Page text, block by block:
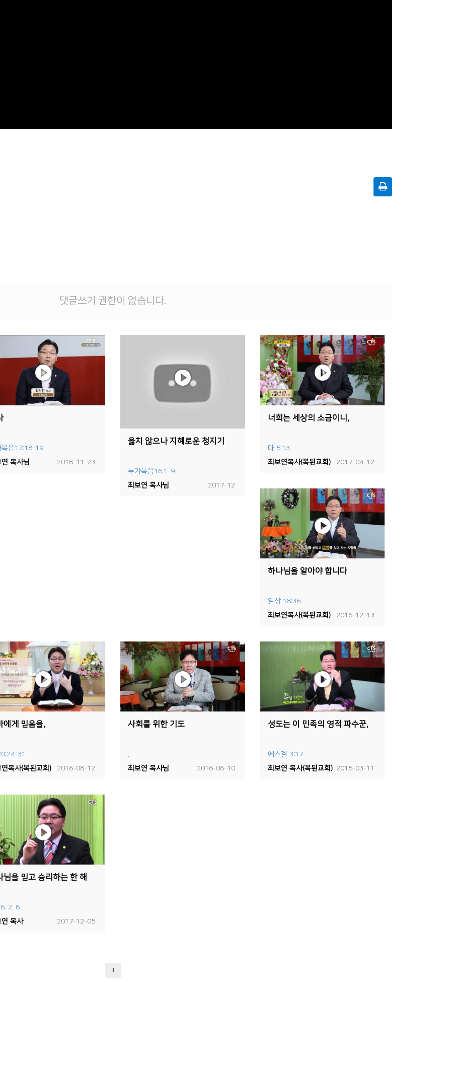
댓글쓰기 권한이 없습니다.
복음17:18-19
2018-11-23
목사님
옳치 않으나 지혜로운 청지기
누가복음16:1-9
2017-12
최보연 목사님
너희는 세상의 소금이니,
마 5:13
2017-04-12
최보연목사(복된교회)
하나님을 알아야 합니다
열상 18:36
2016-12-13
최보연목사(복된교회)
에게 믿음을,
31
2016-08-12
목사(복된교회)
사회를 위한 기도
2016-06-10
최보연 목사님
성도는 이 민족의 영적 파수꾼,
에스겔 3:17
2015-03-11
최보연 목사(복된교회)
님을 믿고 승리하는 한 해
2. 8
2017-12-05
목사
1